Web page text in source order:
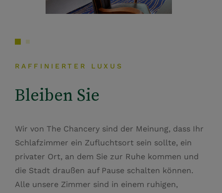
RAFFINIERTER LUXUS
Bleiben Sie
Wir von The Chancery sind der Meinung, dass Ihr
Schlafzimmer ein Zufluchtsort sein sollte, ein
privater Ort, an dem Sie zur Ruhe kommen und
die Stadt draußen auf Pause schalten können.
Alle unsere Zimmer sind in einem ruhigen,